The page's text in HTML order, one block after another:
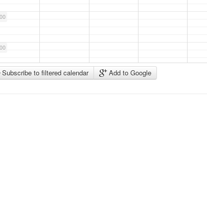
Subscribe to filtered calendar Add to Google